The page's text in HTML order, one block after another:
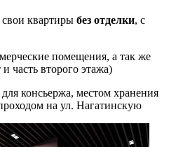
квартиры без отделки, с
помещения, а так же
часть второго этажа)
консьержа, местом хранения
на ул. Нагатинскую